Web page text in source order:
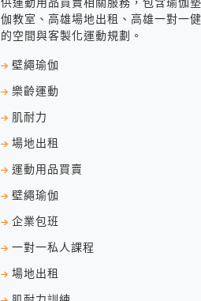
伽教室、高雄場地出租、高雄一對一
的空間與客製化運動規劃。
壁繩瑜伽
樂齡運動
肌耐力
場地出租
運動用品買賣
壁繩瑜伽
企業包班
一對一私人課程
場地出租